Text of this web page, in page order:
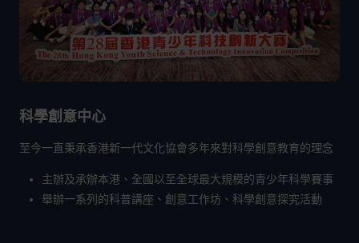
科學創意中心
至今一直秉承香港新一代文化協會多年來對科學創意教育的理念
主辦及承辦本港、全國以至全球最大規模的青少年科學賽事
舉辦一系列的科普講座、創意工作坊、科學創意探究活動